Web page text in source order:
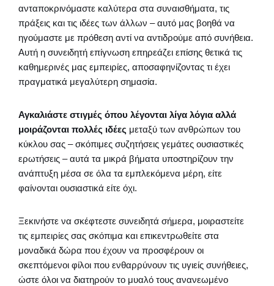
ανταποκρινόμαστε καλύτερα στα συναισθήματα, τις
πράξεις και τις ιδέες των άλλων – αυτό μας βοηθά να
ηγούμαστε με πρόθεση αντί να αντιδρούμε από συνήθεια.
Αυτή η συνειδητή επίγνωση επηρεάζει επίσης θετικά τις
καθημερινές μας εμπειρίες, αποσαφηνίζοντας τι έχει
πραγματικά μεγαλύτερη σημασία.
Αγκαλιάστε στιγμές όπου λέγονται λίγα λόγια αλλά
μοιράζονται πολλές ιδέες μεταξύ των ανθρώπων του
κύκλου σας – σκόπιμες συζητήσεις γεμάτες ουσιαστικές
ερωτήσεις – αυτά τα μικρά βήματα υποστηρίζουν την
ανάπτυξη μέσα σε όλα τα εμπλεκόμενα μέρη, είτε
φαίνονται ουσιαστικά είτε όχι.
Ξεκινήστε να σκέφτεστε συνειδητά σήμερα, μοιραστείτε
τις εμπειρίες σας σκόπιμα και επικεντρωθείτε στα
μοναδικά δώρα που έχουν να προσφέρουν οι
σκεπτόμενοι φίλοι που ενθαρρύνουν τις υγιείς συνήθειες,
ώστε όλοι να διατηρούν το μυαλό τους ανανεωμένο